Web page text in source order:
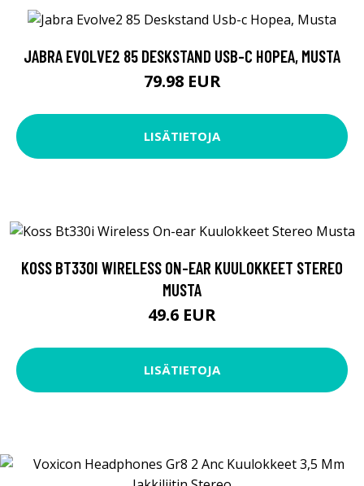
JABRA EVOLVE2 85 DESKSTAND USB-C HOPEA, MUSTA
79.98 EUR
LISÄTIETOJA
KOSS BT330I WIRELESS ON-EAR KUULOKKEET STEREO
MUSTA
49.6 EUR
LISÄTIETOJA